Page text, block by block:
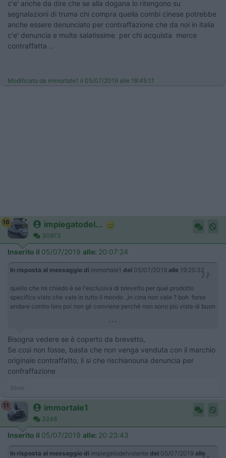
c'e' anche da dire che se alla dogana lo ritengono su
segnalazioni di truma chi compra quella combi cinese potrebbe
anche essere denunciato per contraffazione che da noi in italia
c'e' denuncia e multe salatissime per chi acquista merce
contraffatta ..
Modificato da immortale1 il 05/07/2019 alle 19:45:11
16 impiegatodel...
30973
Inserito il 05/07/2019 alle: 20:07:24
In risposta al messaggio di immortale1 del 05/07/2019 alle 19:25:32
quello che mi chiedo è se l'esclusiva di brevetto per quel prodotto
specifico visto che vale in tutto il mondo ,in cina non vale ? boh forse
andare contro loro poi non gli conviene perchè non sono più viste di buon
...
Bisogna vedere se è coperto da brevetto,
Se così non fosse, basta che non venga venduta con il marchio
originale contraffatto, li si che rischianouna denuncia per
confraffazione
Silvio
11 immortale1
3248
Inserito il 05/07/2019 alle: 20:23:43
In risposta al messaggio di impiegatodelvolante del 05/07/2019 alle